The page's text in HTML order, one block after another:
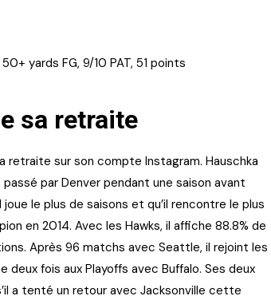
yards FG, 9/10 PAT, 51 points
sa retraite
retraite sur son compte Instagram. Hauschka
par Denver pendant une saison avant
joue le plus de saisons et qu’il rencontre le plus
en 2014. Avec les Hawks, il affiche 88.8% de
Après 96 matchs avec Seattle, il rejoint les
deux fois aux Playoffs avec Buffalo. Ses deux
a tenté un retour avec Jacksonville cette